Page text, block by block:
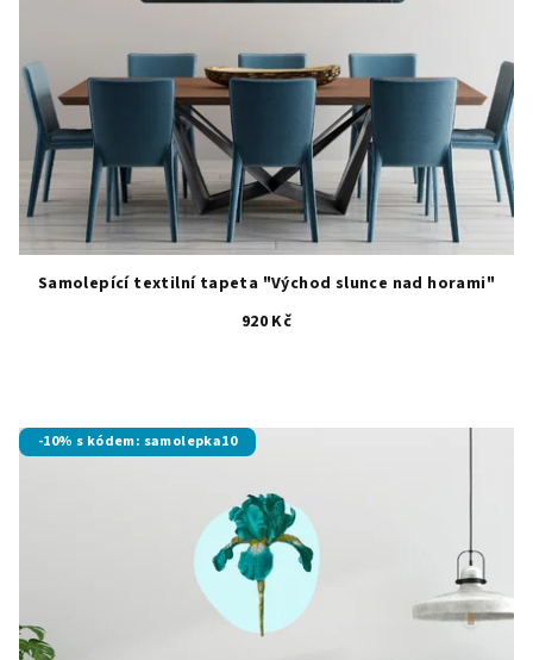
Samolepící textilní tapeta "Východ slunce nad horami"
920 Kč
-10% s kódem: samolepka10